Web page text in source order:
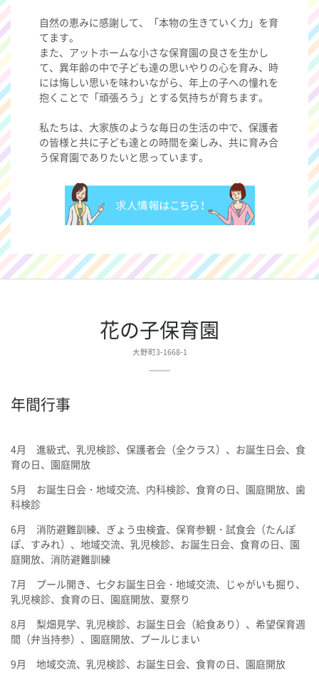
自然の恵みに感謝して、「本物の生きていく力」を育
てます。
また、アットホームな小さな保育園の良さを生かし
て、異年齢の中で子ども達の思いやりの心を育み、時
には悔しい思いを味わいながら、年上の子への憧れを
抱くことで「頑張ろう」とする気持ちが育ちます。
私たちは、大家族のような毎日の生活の中で、保護者
の皆様と共に子ども達との時間を楽しみ、共に育み合
う保育園でありたいと思っています。
花の子保育園
大野町3-1668-1
年間行事
4月 進級式、乳児検診、保護者会（全クラス）、お誕生日会、食
育の日、園庭開放
5月 お誕生日会・地域交流、内科検診、食育の日、園庭開放、歯
科検診
6月 消防避難訓練、ぎょう虫検査、保育参観・試食会（たんぽ
ぽ、すみれ）、地域交流、乳児検診、お誕生日会、食育の日、園
庭開放、消防避難訓練
7月 プール開き、七夕お誕生日会・地域交流、じゃがいも掘り、
乳児検診、食育の日、園庭開放、夏祭り
8月 梨畑見学、乳児検診、お誕生日会（給食あり）、希望保育週
間（弁当持参）、園庭開放、プールじまい
9月 地域交流、乳児検診、お誕生日会、食育の日、園庭開放